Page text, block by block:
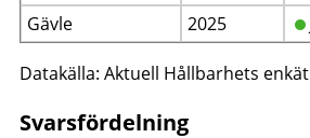
Gävle
2025
Datakälla: Aktuell Hållbarhets enkät
Svarsfördelning